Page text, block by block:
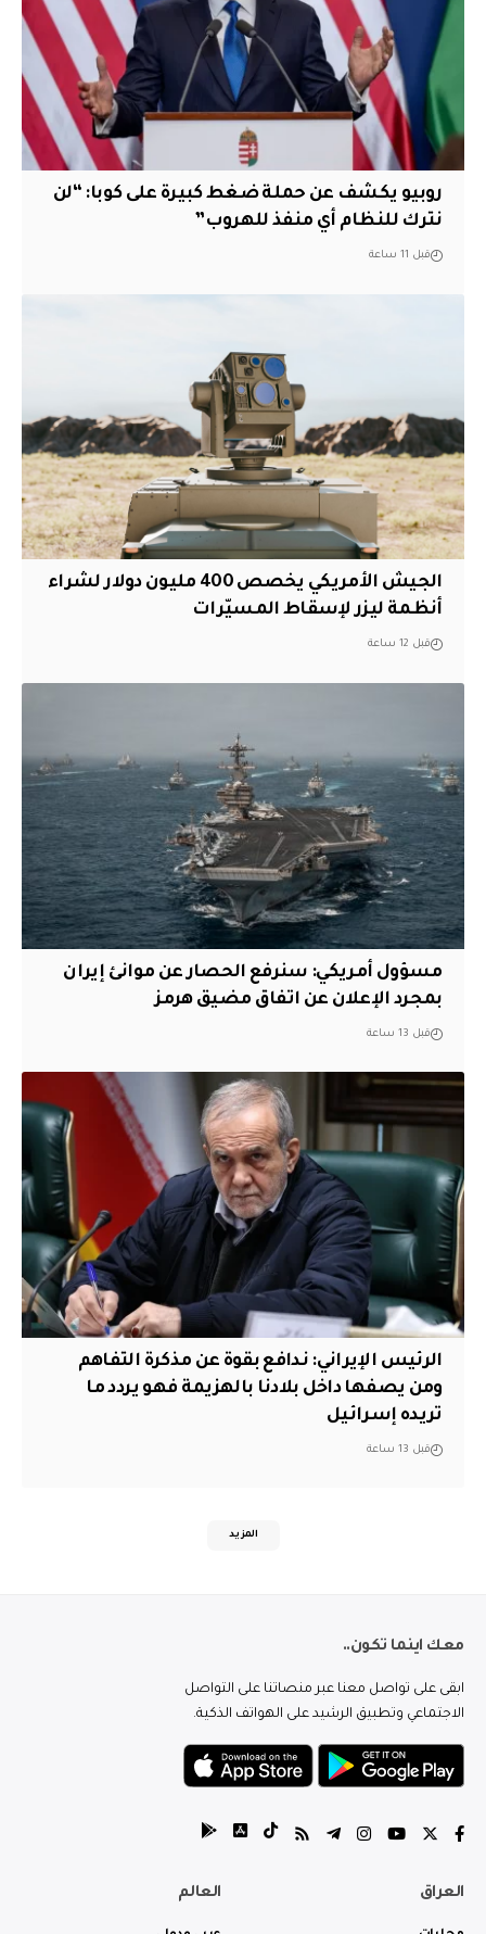
روبيو يكشف عن حملة ضغط كبيرة على كوبا: “لن
نترك للنظام أي منفذ للهروب”
قبل 11 ساعة
الجيش الأمريكي يخصص 400 مليون دولار لشراء
أنظمة ليزر لإسقاط المسيّرات
قبل 12 ساعة
مسؤول أمريكي: سنرفع الحصار عن موانئ إيران
بمجرد الإعلان عن اتفاق مضيق هرمز
قبل 13 ساعة
الرئيس الإيراني: ندافع بقوة عن مذكرة التفاهم
ومن يصفها داخل بلادنا بالهزيمة فهو يردد ما
تريده إسرائيل
قبل 13 ساعة
المزيد
معك اينما تكون..
ابقى على تواصل معنا عبر منصاتنا على التواصل
الاجتماعي وتطبيق الرشيد على الهواتف الذكية.
العراق العالم